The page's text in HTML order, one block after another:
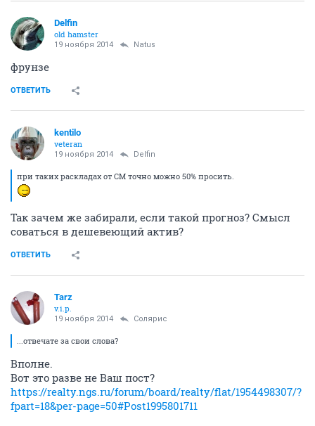
Delfin
old hamster
19 ноября 2014 Natus
фрунзе
ОТВЕТИТЬ
kentilo
veteran
19 ноября 2014 Delfin
при таких раскладах от СМ точно можно 50% просить.
Так зачем же забирали, если такой прогноз? Смысл
соваться в дешевеющий актив?
ОТВЕТИТЬ
Tarz
v.i.p.
19 ноября 2014 Солярис
...отвечате за свои слова?
Вполне.
Вот это разве не Ваш пост?
https://realty.ngs.ru/forum/board/realty/flat/1954498307/?
fpart=18&per-page=50#Post1995801711